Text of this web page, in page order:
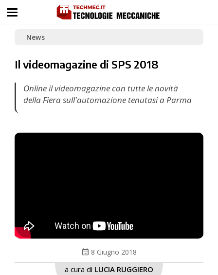
News
Il videomagazine di SPS 2018
Online il videomagazine con tutte le novità
della Fiera sull'automazione tenutasi a Parma
calendar_month 8 Giugno 2018
a cura di LUCIA RUGGIERO